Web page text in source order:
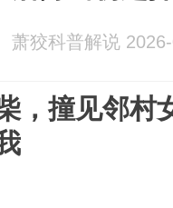
萧狡科普解说
，撞见邻村